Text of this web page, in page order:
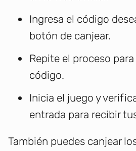
Ingresa el código
botón de canjear.
Repite el proceso
código.
Inicia el juego y
entrada para recibir
También puedes canjear